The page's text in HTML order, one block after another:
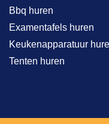
Bbq huren
Examentafels huren
Keukenapparatuur
Tenten huren